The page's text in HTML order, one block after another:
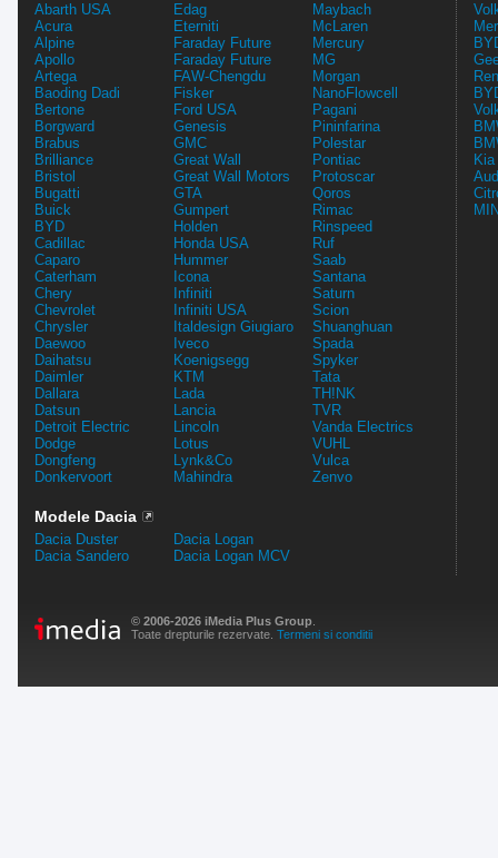
Abarth USA
Acura
Alpine
Apollo
Artega
Baoding Dadi
Bertone
Borgward
Brabus
Brilliance
Bristol
Bugatti
Buick
BYD
Cadillac
Caparo
Caterham
Chery
Chevrolet
Chrysler
Daewoo
Daihatsu
Daimler
Dallara
Datsun
Detroit Electric
Dodge
Dongfeng
Donkervoort
Edag
Eterniti
Faraday Future
Faraday Future
FAW-Chengdu
Fisker
Ford USA
Genesis
GMC
Great Wall
Great Wall Motors
GTA
Gumpert
Holden
Honda USA
Hummer
Icona
Infiniti
Infiniti USA
Italdesign Giugiaro
Iveco
Koenigsegg
KTM
Lada
Lancia
Lincoln
Lotus
Lynk&Co
Mahindra
Maybach
McLaren
Mercury
MG
Morgan
NanoFlowcell
Pagani
Pininfarina
Polestar
Pontiac
Protoscar
Qoros
Rimac
Rinspeed
Ruf
Saab
Santana
Saturn
Scion
Shuanghuan
Spada
Spyker
Tata
TH!NK
TVR
Vanda Electrics
VUHL
Vulca
Zenvo
Modele Dacia
Dacia Duster
Dacia Sandero
Dacia Logan
Dacia Logan MCV
© 2006-2026 iMedia Plus Group
Toate drepturile rezervate. Termeni si conditii